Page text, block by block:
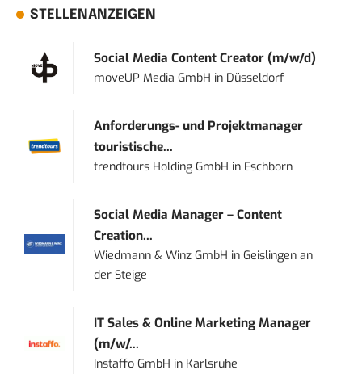
STELLENANZEIGEN
Social Media Content Creator (m/w/d)
moveUP Media GmbH in Düsseldorf
Anforderungs- und Projektmanager
touristische...
trendtours Holding GmbH in Eschborn
Social Media Manager – Content
Creation...
Wiedmann & Winz GmbH inGeislingen an
der Steige
IT Sales & Online Marketing Manager
(m/w/...
Instaffo GmbH in Karlsruhe